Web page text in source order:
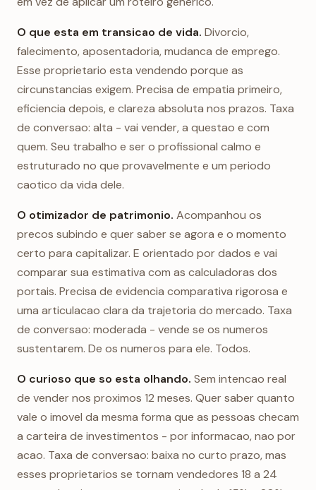
O que esta em transicao de vida. Divorcio,
falecimento, aposentadoria, mudanca de emprego.
Esse proprietario esta vendendo porque as
circunstancias exigem. Precisa de empatia primeiro,
eficiencia depois, e clareza absoluta nos prazos. Taxa
de conversao: alta - vai vender, a questao e com
quem. Seu trabalho e ser o profissional calmo e
estruturado no que provavelmente e um periodo
caotico da vida dele.
O otimizador de patrimonio. Acompanhou os
precos subindo e quer saber se agora e o momento
certo para capitalizar. E orientado por dados e vai
comparar sua estimativa com as calculadoras dos
portais. Precisa de evidencia comparativa rigorosa e
uma articulacao clara da trajetoria do mercado. Taxa
de conversao: moderada - vende se os numeros
sustentarem. De os numeros para ele. Todos.
O curioso que so esta olhando. Sem intencao real
de vender nos proximos 12 meses. Quer saber quanto
vale o imovel da mesma forma que as pessoas checam
a carteira de investimentos - por informacao, nao por
acao. Taxa de conversao: baixa no curto prazo, mas
esses proprietarios se tornam vendedores 18 a 24